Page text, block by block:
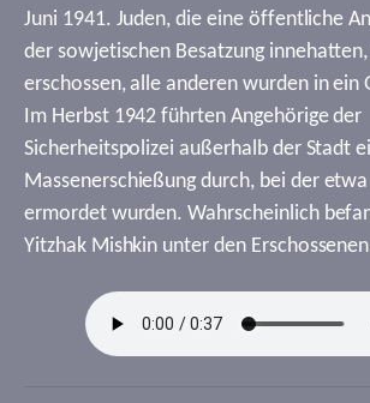
Juni 1941. Juden, die eine öffentliche
der sowjetischen Besatzung
erschossen, alle anderen wurden in ein
Im Herbst 1942 führten Angehörige der
Sicherheitspolizei außerhalb der Stadt
Massenerschießung durch, bei der
ermordet wurden. Wahrscheinlich
Yitzhak Mishkin unter den